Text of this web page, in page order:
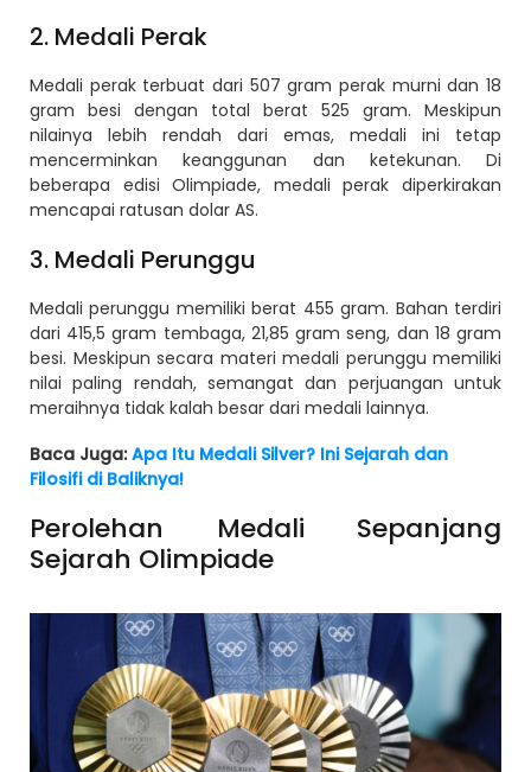
2. Medali Perak
Medali perak terbuat dari 507 gram perak murni dan 18
gram besi dengan total berat 525 gram. Meskipun
nilainya lebih rendah dari emas, medali ini tetap
mencerminkan keanggunan dan ketekunan. Di
beberapa edisi Olimpiade, medali perak diperkirakan
mencapai ratusan dolar AS.
3. Medali Perunggu
Medali perunggu memiliki berat 455 gram. Bahan terdiri
dari 415,5 gram tembaga, 21,85 gram seng, dan 18 gram
besi. Meskipun secara materi medali perunggu memiliki
nilai paling rendah, semangat dan perjuangan untuk
meraihnya tidak kalah besar dari medali lainnya.
Baca Juga:Apa Itu Medali Silver? Ini Sejarah dan
Filosifi di Baliknya!
Perolehan Medali Sepanjang
Sejarah Olimpiade